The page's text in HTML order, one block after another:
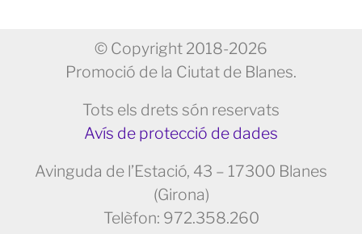
© Copyright 2018-2026
Promoció de la Ciutat de Blanes.
Tots els drets són reservats
Avís de protecció de dades
Avinguda de l’Estació, 43 – 17300 Blanes
(Girona)
Telèfon: 972.358.260